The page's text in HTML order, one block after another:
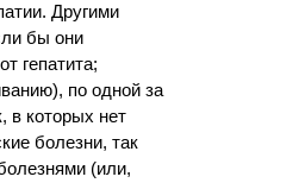
Другими
бы они
гепатита;
по одной за
в которых нет
болезни, так
(или,